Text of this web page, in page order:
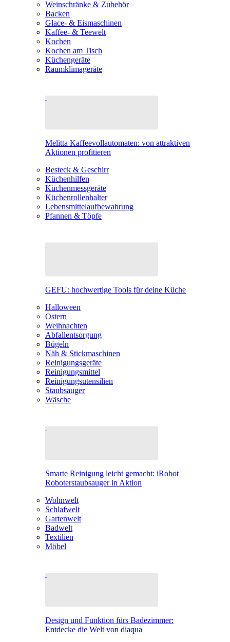
Weinschränke & Zubehör
Backen
Glace- & Eismaschinen
Kaffee- & Teewelt
Kochen
Kochen am Tisch
Küchengeräte
Raumklimageräte
Melitta Kaffeevollautomaten: von attraktiven
Aktionen profitieren
Besteck & Geschirr
Küchenhilfen
Küchenmessgeräte
Küchenrollenhalter
Lebensmittelaufbewahrung
Pfannen & Töpfe
GEFU: hochwertige Tools für deine Küche
Halloween
Ostern
Weihnachten
Abfallentsorgung
Bügeln
Näh & Stickmaschinen
Reinigungsgeräte
Reinigungsmittel
Reinigungsutensilien
Staubsauger
Wäsche
Smarte Reinigung leicht gemacht: iRobot
Roboterstaubsauger in Aktion
Wohnwelt
Schlafwelt
Gartenwelt
Badwelt
Textilien
Möbel
Design und Funktion fürs Badezimmer:
Entdecke die Welt von diaqua